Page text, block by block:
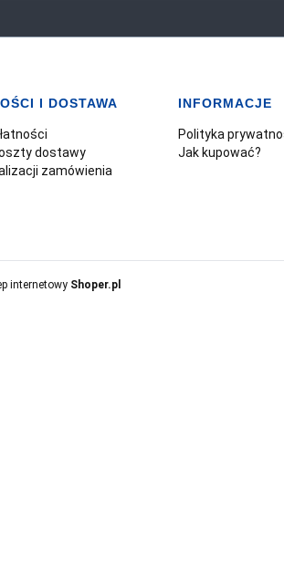
I DOSTAWA
dostawy
zamówienia
INFORMACJE
Polityka
Jak kupować?
internetowy Shoper.pl